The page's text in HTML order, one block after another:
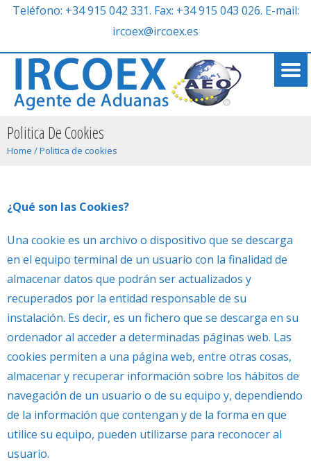
Teléfono: +34 915 042 331. Fax: +34 915 043 026. E-mail:
ircoex@ircoex.es
Politica De Cookies
Home /Politica de cookies
¿Qué son las Cookies?
Una cookie es un archivo o dispositivo que se descarga
en el equipo terminal de un usuario con la finalidad de
almacenar datos que podrán ser actualizados y
recuperados por la entidad responsable de su
instalación. Es decir, es un fichero que se descarga en su
ordenador al acceder a determinadas páginas web. Las
cookies permiten a una página web, entre otras cosas,
almacenar y recuperar información sobre los hábitos de
navegación de un usuario o de su equipo y, dependiendo
de la información que contengan y de la forma en que
utilice su equipo, pueden utilizarse para reconocer al
usuario.